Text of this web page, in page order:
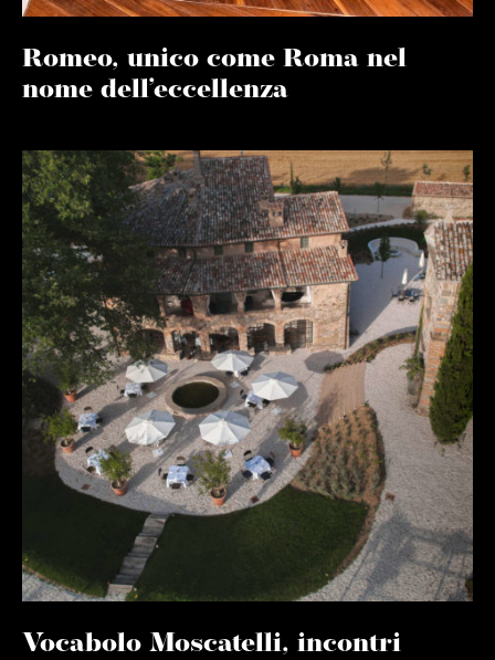
Romeo, unico come Roma nel
nome dell’eccellenza
Vocabolo Moscatelli, incontri